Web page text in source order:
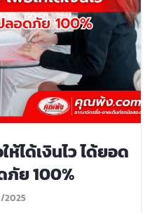
ห้ได้เงินไว ได้ยอด
ภัย 100%
2025